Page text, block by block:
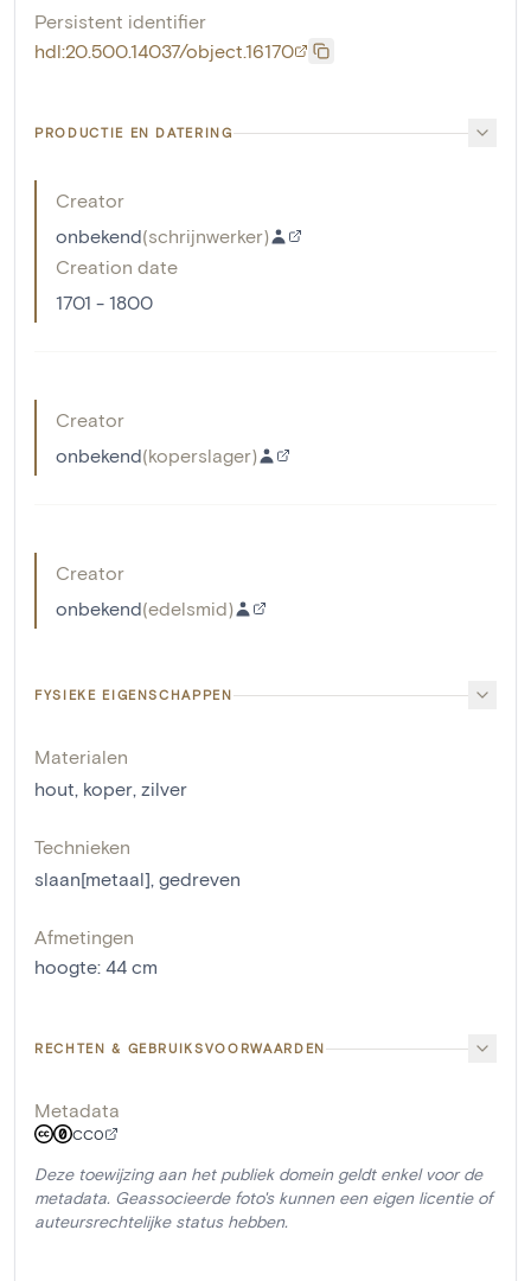
Persistent identifier
hdl:20.500.14037/object.16170
PRODUCTIE EN DATERING
Creator
onbekend(schrijnwerker)
Creation date
1701 - 1800
Creator
onbekend(koperslager)
Creator
onbekend(edelsmid)
FYSIEKE EIGENSCHAPPEN
Materialen
hout, koper, zilver
Technieken
slaan[metaal], gedreven
Afmetingen
hoogte: 44 cm
RECHTEN & GEBRUIKSVOORWAARDEN
Metadata
CC0
Deze toewijzing aan het publiek domein geldt enkel voor de
metadata. Geassocieerde foto's kunnen een eigen licentie of
auteursrechtelijke status hebben.